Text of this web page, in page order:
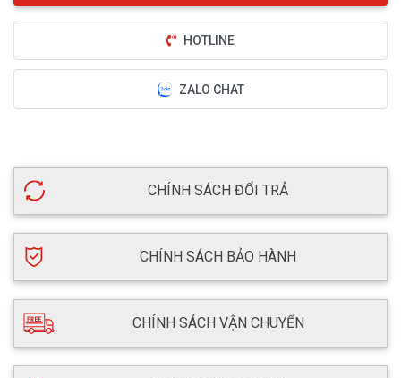
HOTLINE
ZALO CHAT
CHÍNH SÁCH ĐỔI TRẢ
CHÍNH SÁCH BẢO HÀNH
CHÍNH SÁCH VẬN CHUYỂN